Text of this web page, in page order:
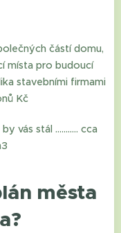
částí domu,
místa pro budoucí
stavebními firmami
Kč
vás stál ........... cca
města